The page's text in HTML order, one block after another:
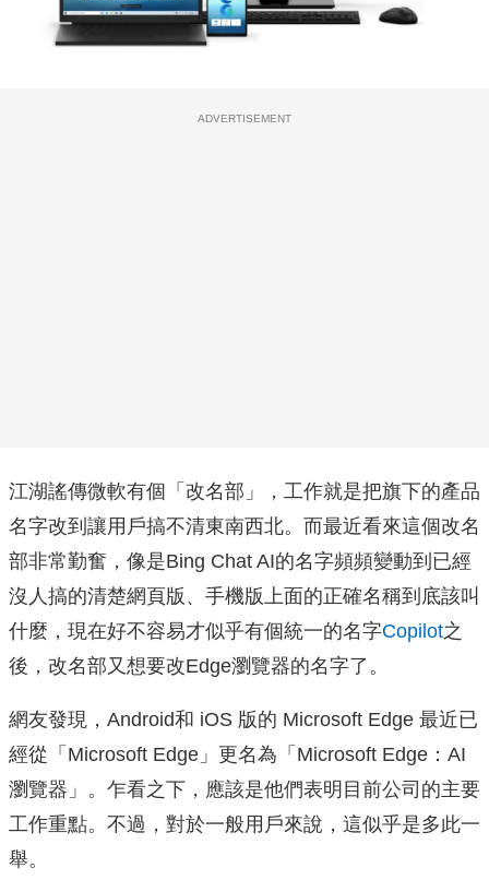
ADVERTISEMENT
江湖謠傳微軟有個「改名部」，工作就是把旗下的產品
名字改到讓用戶搞不清東南西北。而最近看來這個改名
部非常勤奮，像是Bing Chat AI的名字頻頻變動到已經
沒人搞的清楚網頁版、手機版上面的正確名稱到底該叫
什麼，現在好不容易才似乎有個統一的名字Copilot之
後，改名部又想要改Edge瀏覽器的名字了。
網友發現，Android和 iOS 版的 Microsoft Edge 最近已
經從「Microsoft Edge」更名為「Microsoft Edge：AI
瀏覽器」。乍看之下，應該是他們表明目前公司的主要
工作重點。不過，對於一般用戶來說，這似乎是多此一
舉。